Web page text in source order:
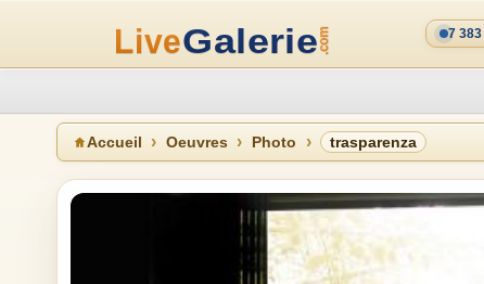
7 383
Accueil Oeuvres Photo trasparenza